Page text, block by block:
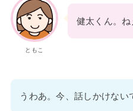
ともこ
健太くん。ね
うわあ。今、話しかけない